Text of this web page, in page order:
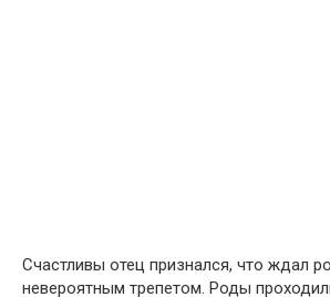
Счастливы отец признался, что ждал
невероятным трепетом. Роды